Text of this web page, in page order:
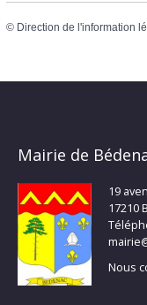
© Direction de l'information
Mairie de
19
17210
Nous